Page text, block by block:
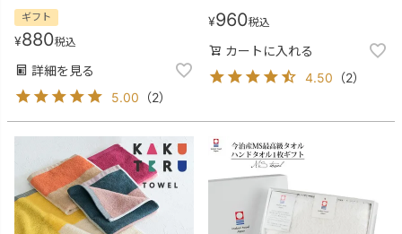
ギフト
¥880税込
詳細を見る
5.00 （2）
¥960税込
カートに入れる
4.50 （2）